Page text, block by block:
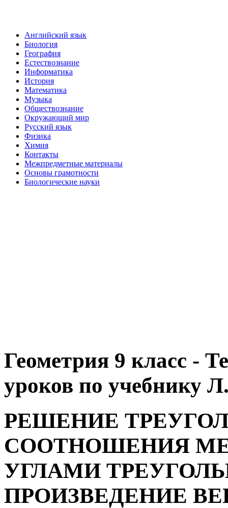
Английский язык
Биология
География
Естествознание
Информатика
История
Математика
Музыка
Обществознание
Окружающий мир
Русский язык
Физика
Химия
Контакты
Межпредметные материалы
Основы грамотности
Биологические науки
Геометрия 9 класс -
уроков по учебнику
РЕШЕНИЕ
СООТНОШЕНИЯ
УГЛАМИ
ПРОИЗВЕДЕНИЕ